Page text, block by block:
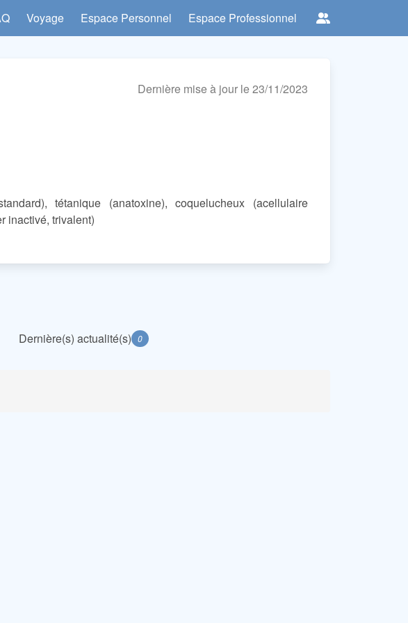
Voyage Espace Personnel Espace Professionnel
Dernière mise à jour le 23/11/2023
tétanique (anatoxine), coquelucheux (acellulaire
inactivé, trivalent)
Dernière(s) actualité(s) 0